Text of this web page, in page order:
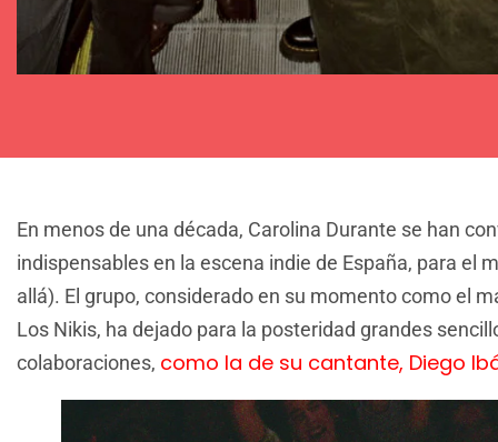
En menos de una década, Carolina Durante se han
indispensables en la escena indie de España, para el
allá). El grupo, considerado en su momento como el
Los Nikis, ha dejado para la posteridad grandes
colaboraciones, como la de su cantante, Diego